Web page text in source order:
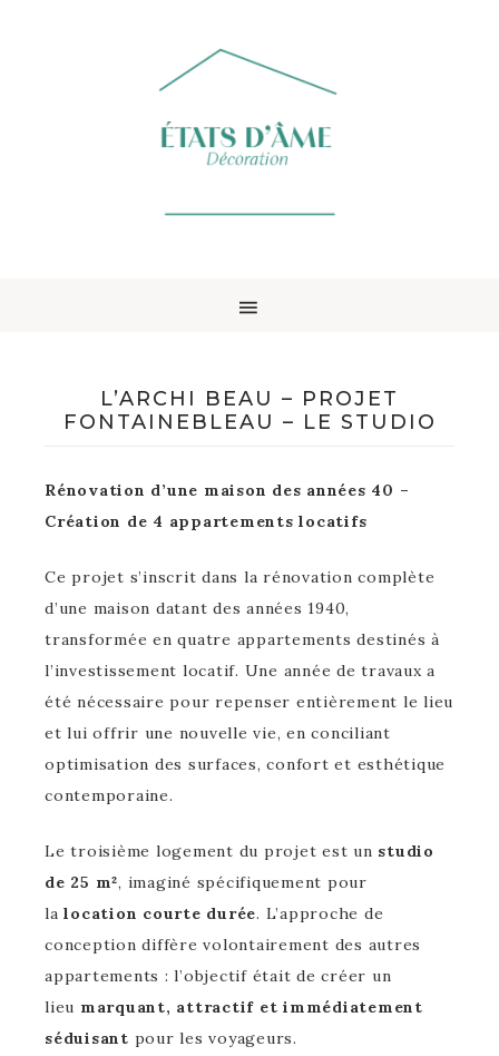
L’ARCHI BEAU – PROJET
FONTAINEBLEAU – LE STUDIO
Rénovation d’une maison des années 40 –
Création de 4 appartements locatifs
Ce projet s’inscrit dans la rénovation complète
d’une maison datant des années 1940,
transformée en quatre appartements destinés à
l’investissement locatif. Une année de travaux a
été nécessaire pour repenser entièrement le lieu
et lui offrir une nouvelle vie, en conciliant
optimisation des surfaces, confort et esthétique
contemporaine.
Le troisième logement du projet est un studio
de 25 m², imaginé spécifiquement pour
lalocation courte durée. L’approche de
conception diffère volontairement des autres
appartements : l’objectif était de créer un
lieu marquant, attractif et immédiatement
séduisant pour les voyageurs.